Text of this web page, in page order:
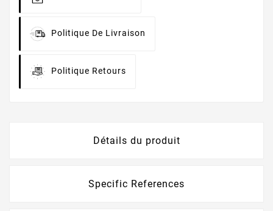
Politique De Livraison
Politique Retours
Détails du produit
Specific References